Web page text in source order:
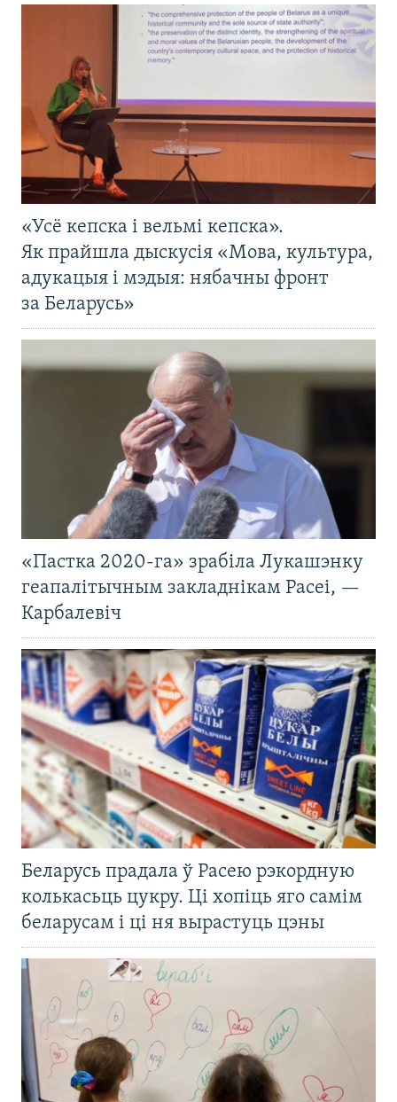
«Усё кепска і вельмі кепска».
Як прайшла дыскусія «Мова, культура,
адукацыя і мэдыя: нябачны фронт
за Беларусь»
«Пастка 2020-га» зрабіла Лукашэнку
геапалітычным закладнікам Расеі, —
Карбалевіч
Беларусь прадала ў Расею рэкордную
колькасьць цукру. Ці хопіць яго самім
беларусам і ці ня вырастуць цэны